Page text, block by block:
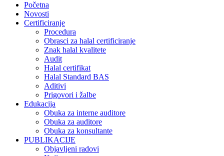
Početna
Novosti
Certificiranje
Procedura
Obrasci za halal certificiranje
Znak halal kvalitete
Audit
Halal certifikat
Halal Standard BAS
Aditivi
Prigovori i žalbe
Edukacija
Obuka za interne auditore
Obuka za auditore
Obuka za konsultante
PUBLIKACIJE
Objavljeni radovi